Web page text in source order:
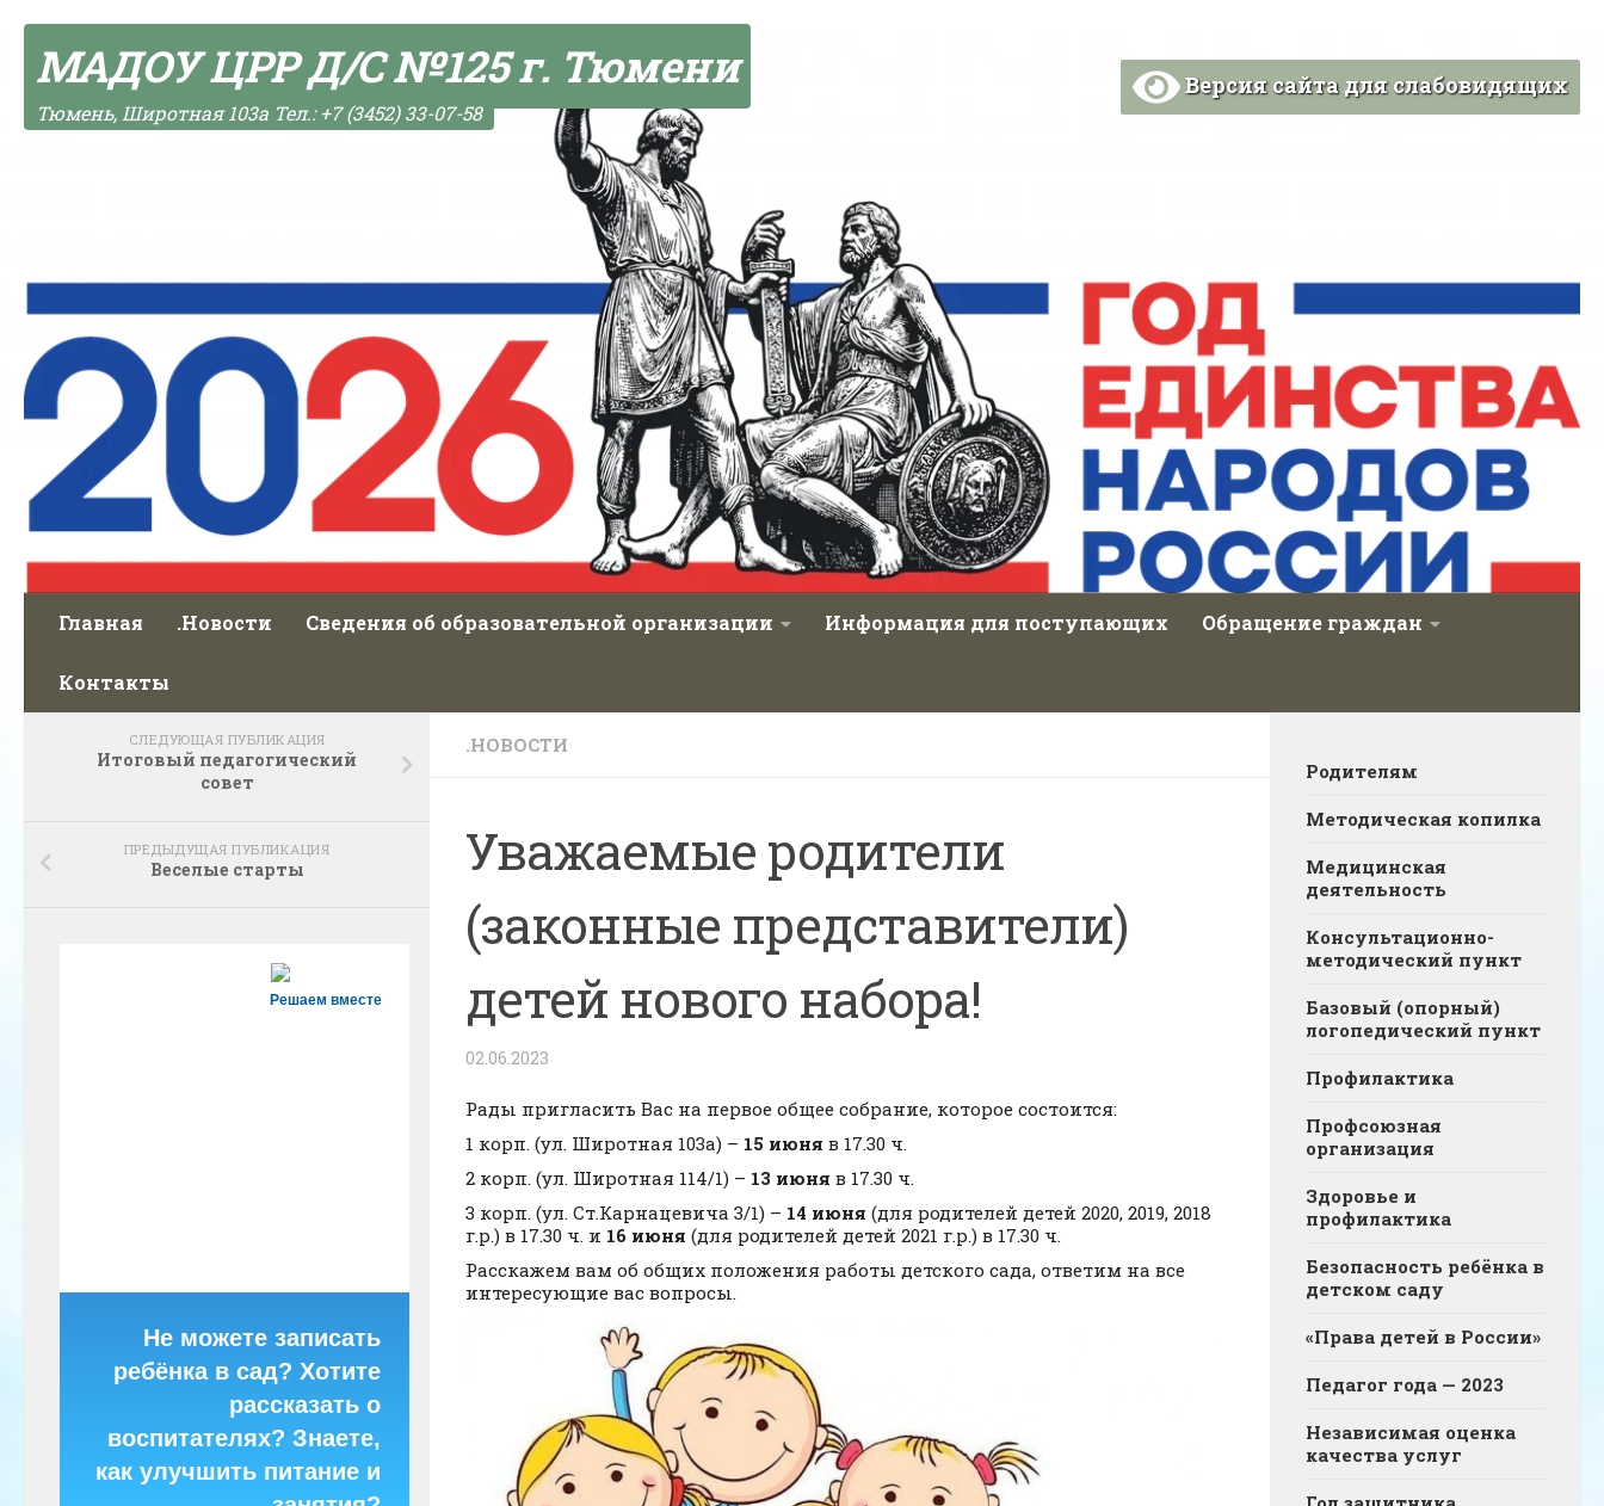
МАДОУ ЦРР Д/С №125 г. Тюмени
Тюмень, Широтная 103а Тел.: +7 (3452) 33-07-58
Версия сайта для слабовидящих
Главная .Новости Сведения об образовательной организации Информация для поступающих Обращение граждан
Контакты
.НОВОСТИ
Уважаемые родители
(законные представители)
детей нового набора!
02.06.2023
Рады пригласить Вас на первое общее собрание, которое состоится:
1 корп. (ул. Широтная 103а) – 15 июня в 17.30 ч.
2 корп. (ул. Широтная 114/1) – 13 июня в 17.30 ч.
3 корп. (ул. Ст.Карнацевича 3/1) – 14 июня (для родителей детей 2020, 2019, 2018
г.р.) в 17.30 ч. и 16 июня (для родителей детей 2021 г.р.) в 17.30 ч.
Расскажем вам об общих положения работы детского сада, ответим на все
интересующие вас вопросы.
СЛЕДУЮЩАЯ ПУБЛИКАЦИЯ
Итоговый педагогический
совет
ПРЕДЫДУЩАЯ ПУБЛИКАЦИЯ
Веселые старты
Решаем вместе
Не можете записать
ребёнка в сад? Хотите
рассказать о
воспитателях? Знаете,
как улучшить питание и
Родителям
Методическая копилка
Медицинская
деятельность
Консультационно-
методический пункт
Базовый (опорный)
логопедический пункт
Профилактика
Профсоюзная
организация
Здоровье и
профилактика
Безопасность ребёнка в
детском саду
«Права детей в России»
Педагог года — 2023
Независимая оценка
качества услуг